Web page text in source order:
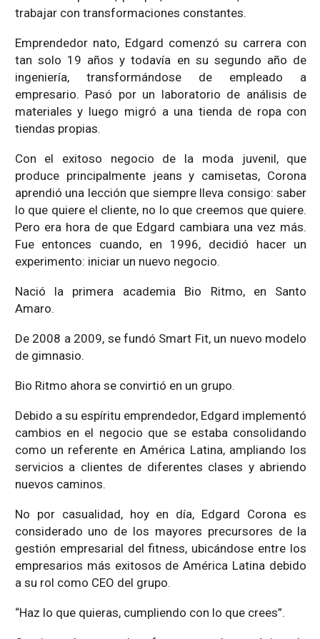
trabajar con transformaciones constantes.
Emprendedor nato, Edgard comenzó su carrera con
tan solo 19 años y todavía en su segundo año de
ingeniería, transformándose de empleado a
empresario. Pasó por un laboratorio de análisis de
materiales y luego migró a una tienda de ropa con
tiendas propias.
Con el exitoso negocio de la moda juvenil, que
produce principalmente jeans y camisetas, Corona
aprendió una lección que siempre lleva consigo: saber
lo que quiere el cliente, no lo que creemos que quiere.
Pero era hora de que Edgard cambiara una vez más.
Fue entonces cuando, en 1996, decidió hacer un
experimento: iniciar un nuevo negocio.
Nació la primera academia Bio Ritmo, en Santo
Amaro.
De 2008 a 2009, se fundó Smart Fit, un nuevo modelo
de gimnasio.
Bio Ritmo ahora se convirtió en un grupo.
Debido a su espíritu emprendedor, Edgard implementó
cambios en el negocio que se estaba consolidando
como un referente en América Latina, ampliando los
servicios a clientes de diferentes clases y abriendo
nuevos caminos.
No por casualidad, hoy en día, Edgard Corona es
considerado uno de los mayores precursores de la
gestión empresarial del fitness, ubicándose entre los
empresarios más exitosos de América Latina debido
a su rol como CEO del grupo.
“Haz lo que quieras, cumpliendo con lo que crees”.